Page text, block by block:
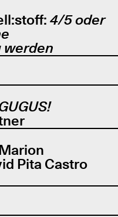
4/5 oder
werden
Pita Castro